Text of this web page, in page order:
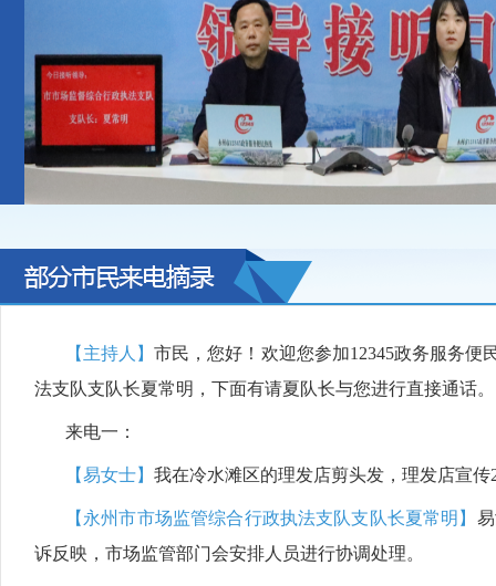
【 主持人 】市民，您好！欢迎您参加12345政务服务便
法支队支队长夏常明 ，下面有请夏队长与您进行直接通话。
来电一：
【易女士】 我在冷水滩区的理发店剪头发，理发店宣传
【 永州市市场监管综合行政执法支队支队长夏常明 】
诉反映，市场监管部门会安排人员进行协调处理。